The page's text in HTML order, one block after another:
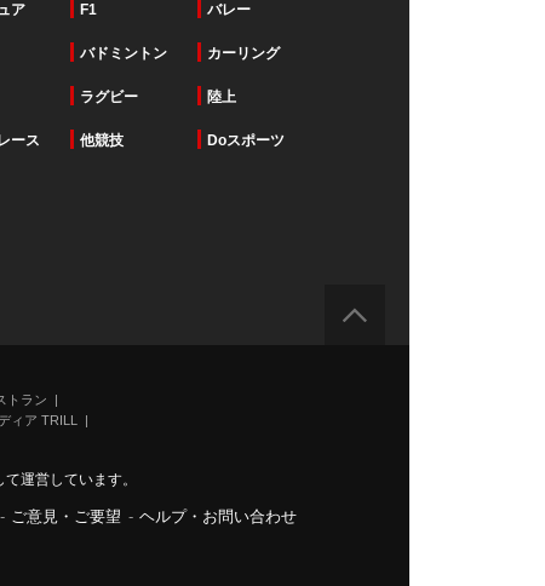
ア F1 バレー
バドミントン カーリング
ラグビー 陸上
ース 他競技 Doスポーツ
トラン
ィア TRILL
運営しています。
- ご意見・ご要望 - ヘルプ・お問い合わせ